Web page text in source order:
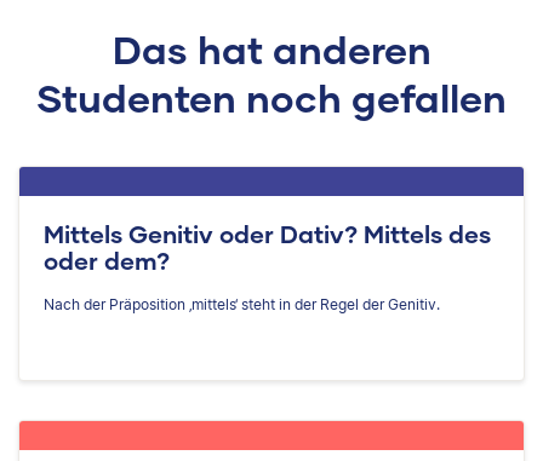
Das hat anderen
Studenten noch gefallen
Mittels Genitiv oder Dativ? Mittels des
oder dem?
Nach der Präposition ‚mittels‘ steht in der Regel der Genitiv.